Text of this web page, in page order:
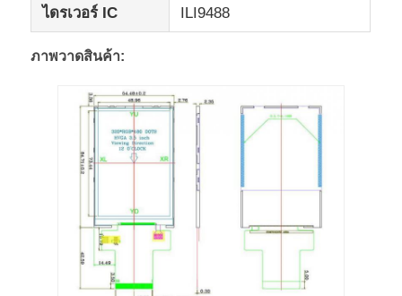
หน้าจอ Lcd มโนครอม
โมดูล COG LCD
จอ LCD STN
แผน LCD
ไดรเวอร์ IC ILI9488
ภาพวาดสินค้า: